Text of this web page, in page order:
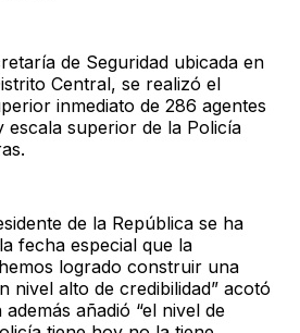
de Seguridad ubicada en
Central, se realizó el
inmediato de 286 agentes
escala superior de la Policía
de la República se ha
fecha especial que la
logrado construir una
nivel alto de credibilidad” acotó
añadió “el nivel de